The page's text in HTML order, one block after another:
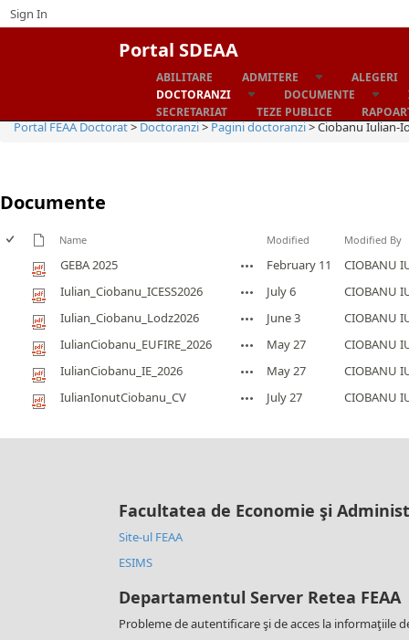
Sign In
Portal SDEAA
ABILITARE ADMITERE
ALEGERI
DOCTORANZI
DOCUMENTE
SECRETARIAT
TEZE PUBLICE
Home
Portal FEAA Doctorat>Doctoranzi>Pagini doctoranzi>Ciobanu Iulian-
Documente
Name Modified Modified By
GEBA 2025 February 11
CIOBANU
Iulian_Ciobanu_ICESS2026
July 6
CIOBANU
Iulian_Ciobanu_Lodz2026
June 3
CIOBANU
IulianCiobanu_EUFIRE_2026
May 27
CIOBANU
IulianCiobanu_IE_2026
May 27
CIOBANU
IulianIonutCiobanu_CV
July 27 CIOBANU
Facultatea de Economie şi
Site-ul FEAA
ESIMS
Departamentul Server Retea FEAA
Probleme de autentificare şi de acces la informaţiile